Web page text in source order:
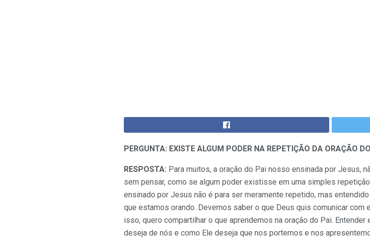
PERGUNTA: EXISTE ALGUM PODER NA REPETIÇÃO DA ORAÇÃO
RESPOSTA: Para muitos, a oração do Pai nosso ensinada por Jesus,
sem pensar, como se algum poder existisse em uma simples
ensinado por Jesus não é para ser meramente repetido, mas
que estamos orando. Devemos saber o que Deus quis comunicar
isso, quero compartilhar o que aprendemos na oração do Pai.
deseja de nós e como Ele deseja que nos portemos e nos